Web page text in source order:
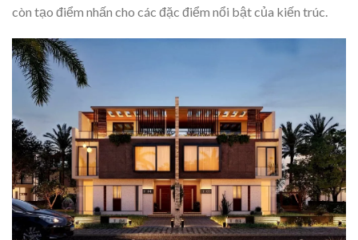
còn tạo điểm nhấn cho các đặc điểm nổi bật của kiến trúc.